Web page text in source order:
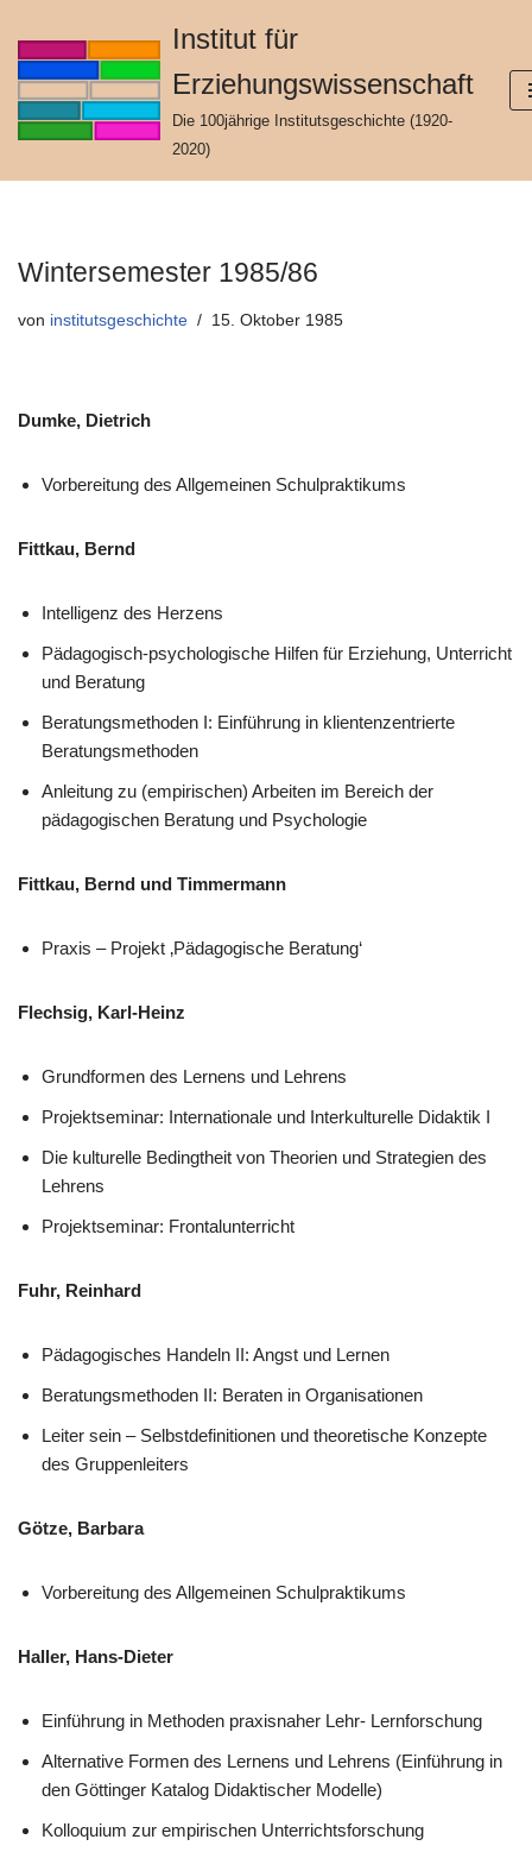
Zum
springen
Institut für
Erziehungswissenschaft
Die 100jährige Institutsgeschichte (1920-
2020)
Wintersemester 1985/86
von institutsgeschichte 15. Oktober 1985
Dumke, Dietrich
Vorbereitung des Allgemeinen Schulpraktikums
Fittkau, Bernd
Intelligenz des Herzens
Pädagogisch-psychologische Hilfen für Erziehung, Unterricht
und Beratung
Beratungsmethoden I: Einführung in klientenzentrierte
Beratungsmethoden
Anleitung zu (empirischen) Arbeiten im Bereich der
pädagogischen Beratung und Psychologie
Fittkau, Bernd und Timmermann
Praxis – Projekt ‚Pädagogische Beratung‘
Flechsig, Karl-Heinz
Grundformen des Lernens und Lehrens
Projektseminar: Internationale und Interkulturelle Didaktik I
Die kulturelle Bedingtheit von Theorien und Strategien des
Lehrens
Projektseminar: Frontalunterricht
Fuhr, Reinhard
Pädagogisches Handeln II: Angst und Lernen
Beratungsmethoden II: Beraten in Organisationen
Leiter sein – Selbstdefinitionen und theoretische Konzepte
des Gruppenleiters
Götze, Barbara
Vorbereitung des Allgemeinen Schulpraktikums
Haller, Hans-Dieter
Einführung in Methoden praxisnaher Lehr- Lernforschung
Alternative Formen des Lernens und Lehrens (Einführung in
den Göttinger Katalog Didaktischer Modelle)
Kolloquium zur empirischen Unterrichtsforschung